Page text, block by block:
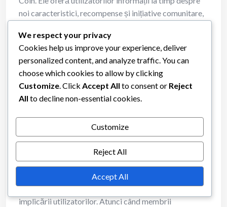
noi caracteristici, recompense și inițiative comunitare,
utilizatorii primesc actualizări constante, sunt mai
predispuși să participe activ la discuții și activități.
În plus, aceste actualizări pot evidenția impactul
eforturilor comunității, arătând cum contribuțiile
individuale conduc la succesul colectiv. Această
membrii să rămână implicați, știind că eforturile lor
sunt recunoscute și apreciate.
Creșterea implicării utilizatorilor
Actualizările regulate pot duce la o creștere notabilă a
implicării utilizatorilor. Atunci când membrii
We respect your privacy
Cookies help us improve your experience, deliver
personalized content, and analyze traffic. You can
choose which cookies to allow by clicking
Customize . Click Accept All to consent or Reject
All to decline non-essential cookies.
Customize
Reject All
Accept All